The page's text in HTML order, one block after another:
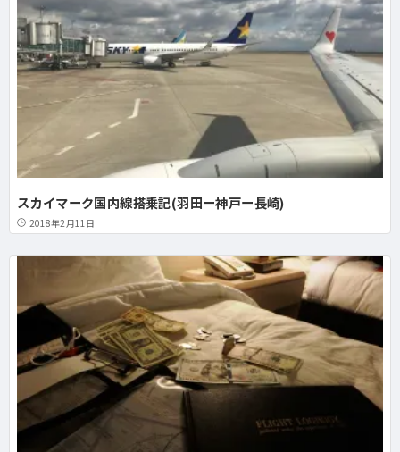
スカイマーク国内線搭乗記(羽田ー神戸ー長崎)
2018年2月11日